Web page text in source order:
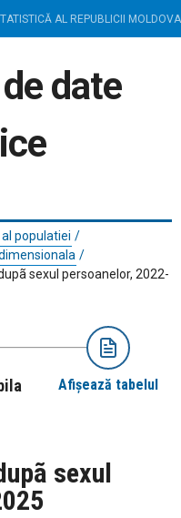
AL REPUBLICII MOLDOVA
date
populatiei /
/
sexul persoanelor, 2022-
Afișează tabelul
sexul